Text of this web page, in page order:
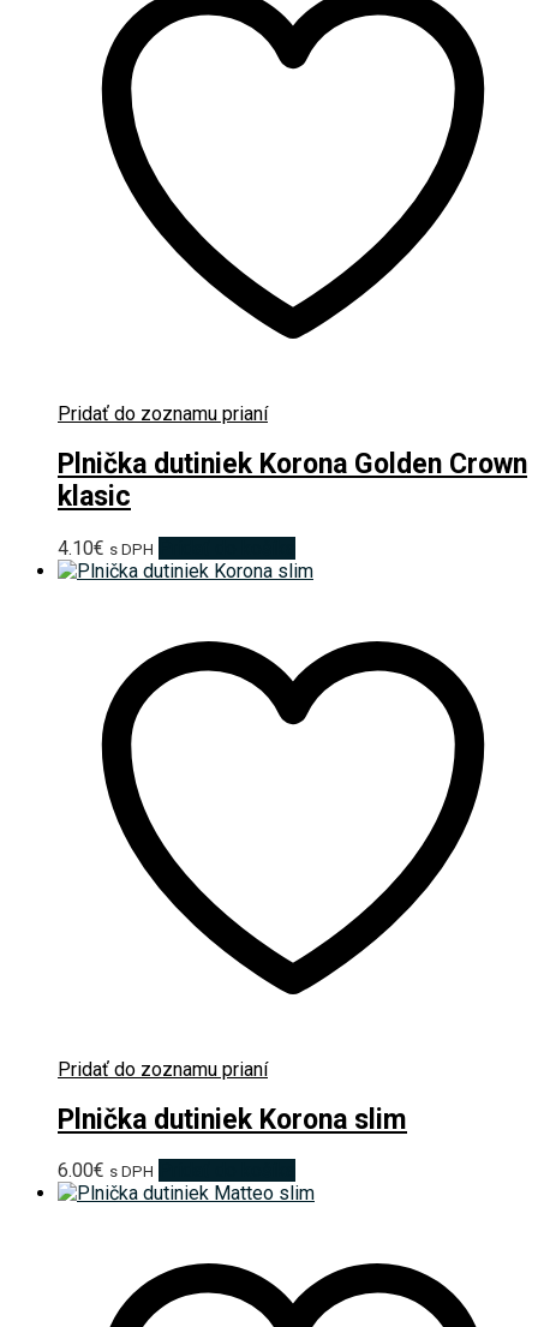
Pridať do zoznamu prianí
Plnička dutiniek Korona Golden Crown
klasic
4.10€ s DPH
Pridať do zoznamu prianí
Plnička dutiniek Korona slim
6.00€ s DPH